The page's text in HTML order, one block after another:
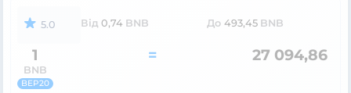
5.0 Від 0,74 BNB До 493,45 BNB
1
BNB
BEP20
= 27 094,86